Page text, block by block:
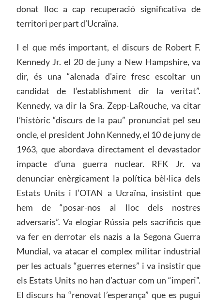
donat lloc a cap recuperació significativa de
territori per part d’Ucraïna.
I el que més important, el discurs de Robert F.
Kennedy Jr. el 20 de juny a New Hampshire, va
dir, és una “alenada d’aire fresc escoltar un
candidat de l’establishment dir la veritat”.
Kennedy, va dir la Sra. Zepp-LaRouche, va citar
l’històric “discurs de la pau” pronunciat pel seu
oncle, el president John Kennedy, el 10 de juny de
1963, que abordava directament el devastador
impacte d’una guerra nuclear. RFK Jr. va
denunciar enèrgicament la política bèl·lica dels
Estats Units i l’OTAN a Ucraïna, insistint que
hem de “posar-nos al lloc dels nostres
adversaris”. Va elogiar Rússia pels sacrificis que
va fer en derrotar els nazis a la Segona Guerra
Mundial, va atacar el complex militar industrial
per les actuals “guerres eternes” i va insistir que
els Estats Units no han d’actuar com un “imperi”.
El discurs ha “renovat l’esperança” que es pugui